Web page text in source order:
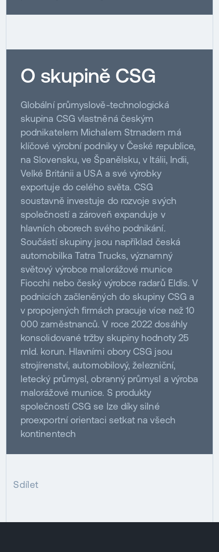
O skupině CSG
Globální průmyslově-technologická
skupina CSG vlastněná českým
podnikatelem Michalem Strnadem má
klíčové výrobní podniky v České republice,
na Slovensku, ve Španělsku, v Itálii, Indii,
Velké Británii a USA a své výrobky
exportuje do celého světa. CSG
soustavně investuje do rozvoje svých
společností a zároveň expanduje v
hlavních oborech svého podnikání.
Součástí skupiny jsou například česká
automobilka Tatra Trucks, významný
světový výrobce malorážové munice
Fiocchi nebo český výrobce radarů Eldis. V
podnicích začleněných do skupiny CSG a
v propojených firmách pracuje více než 10
000 zaměstnanců. V roce 2022 dosáhly
konsolidované tržby skupiny hodnoty 25
mld. korun. Hlavními obory CSG jsou
strojírenství, automobilový, železniční,
letecký průmysl, obranný průmysl a výroba
malorážové munice. S produkty
společností CSG se lze díky silné
proexportní orientaci setkat na všech
kontinentech
Sdílet